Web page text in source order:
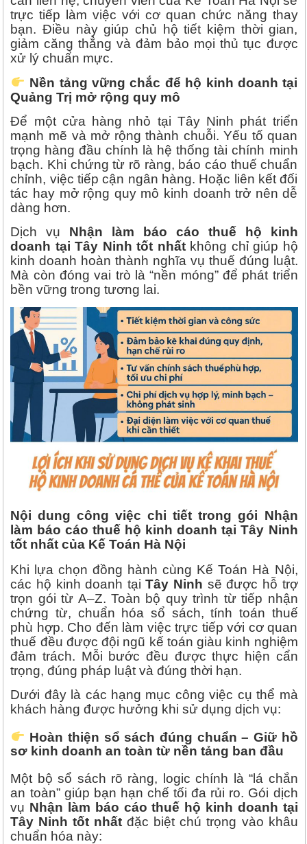
trực tiếp làm việc với cơ quan chức năng thay
bạn. Điều này giúp chủ hộ tiết kiệm thời gian,
giảm căng thẳng và đảm bảo mọi thủ tục được
xử lý chuẩn mực.
Nền tảng vững chắc để hộ kinh doanh tại
Quảng Trị mở rộng quy mô
Để một cửa hàng nhỏ tại Tây Ninh phát triển
mạnh mẽ và mở rộng thành chuỗi. Yếu tố quan
trọng hàng đầu chính là hệ thống tài chính minh
bạch. Khi chứng từ rõ ràng, báo cáo thuế chuẩn
chỉnh, việc tiếp cận ngân hàng. Hoặc liên kết đối
tác hay mở rộng quy mô kinh doanh trở nên dễ
dàng hơn.
Dịch vụ Nhận làm báo cáo thuế hộ kinh
doanh tại Tây Ninh tốt nhấtkhông chỉ giúp hộ
kinh doanh hoàn thành nghĩa vụ thuế đúng luật.
Mà còn đóng vai trò là “nền móng” để phát triển
bền vững trong tương lai.
Nội dung công việc chi tiết trong gói Nhận
làm báo cáo thuế hộ kinh doanh tại Tây Ninh
tốt nhất của Kế Toán Hà Nội
Khi lựa chọn đồng hành cùng Kế Toán Hà Nội,
các hộ kinh doanh tạiTây Ninh sẽ được hỗ trợ
trọn gói từ A–Z. Toàn bộ quy trình từ tiếp nhận
chứng từ, chuẩn hóa sổ sách, tính toán thuế
phù hợp. Cho đến làm việc trực tiếp với cơ quan
thuế đều được đội ngũ kế toán giàu kinh nghiệm
đảm trách. Mỗi bước đều được thực hiện cẩn
trọng, đúng pháp luật và đúng thời hạn.
Dưới đây là các hạng mục công việc cụ thể mà
khách hàng được hưởng khi sử dụng dịch vụ:
Hoàn thiện sổ sách đúng chuẩn – Giữ hồ
sơ kinh doanh an toàn từ nền tảng ban đầu
Một bộ sổ sách rõ ràng, logic chính là “lá chắn
an toàn” giúp bạn hạn chế tối đa rủi ro. Gói dịch
vụ Nhận làm báo cáo thuế hộ kinh doanh tại
Tây Ninh tốt nhất đặc biệt chú trọng vào khâu
chuẩn hóa này: